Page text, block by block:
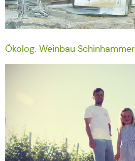
Ökolog. Weinbau Schinhammer